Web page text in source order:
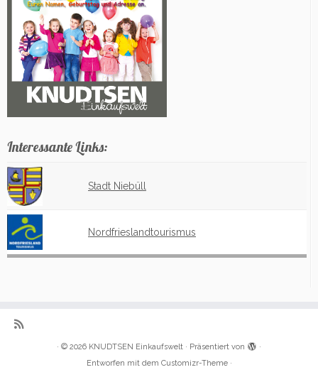
Interessante Links:
Stadt Niebüll
Nordfrieslandtourismus
· © 2026 KNUDTSEN Einkaufswelt · Präsentiert von
·
Entworfen mit dem Customizr-Theme·